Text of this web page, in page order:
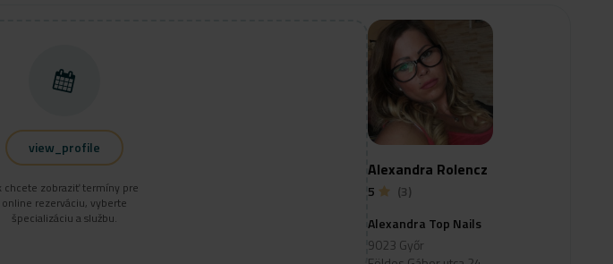
view_profile
chcete zobraziť termíny pre
online rezerváciu, vyberte
špecializáciu a službu.
Alexandra Rolencz
5
(3)
Alexandra Top Nails
9023 Győr